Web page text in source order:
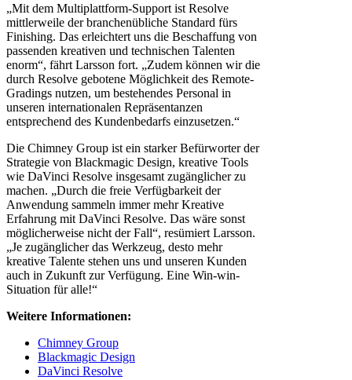
„Mit dem Multiplattform-Support ist Resolve
mittlerweile der branchenübliche Standard fürs
Finishing. Das erleichtert uns die Beschaffung von
passenden kreativen und technischen Talenten
enorm“, fährt Larsson fort. „Zudem können wir die
durch Resolve gebotene Möglichkeit des Remote-
Gradings nutzen, um bestehendes Personal in
unseren internationalen Repräsentanzen
entsprechend des Kundenbedarfs einzusetzen.“
Die Chimney Group ist ein starker Befürworter der
Strategie von Blackmagic Design, kreative Tools
wie DaVinci Resolve insgesamt zugänglicher zu
machen. „Durch die freie Verfügbarkeit der
Anwendung sammeln immer mehr Kreative
Erfahrung mit DaVinci Resolve. Das wäre sonst
möglicherweise nicht der Fall“, resümiert Larsson.
„Je zugänglicher das Werkzeug, desto mehr
kreative Talente stehen uns und unseren Kunden
auch in Zukunft zur Verfügung. Eine Win-win-
Situation für alle!“
Weitere Informationen:
Chimney Group
Blackmagic Design
DaVinci Resolve